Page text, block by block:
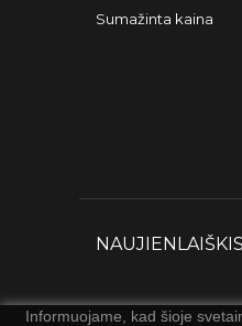
Sumažinta kaina
Informuojame, kad šioje
NAUJIENLAIŠKIS